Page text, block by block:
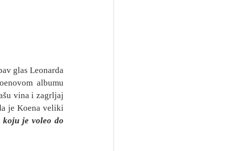
glas Leonarda
albumu
vina i zagrljaj
je Koena veliki
koju je voleo do